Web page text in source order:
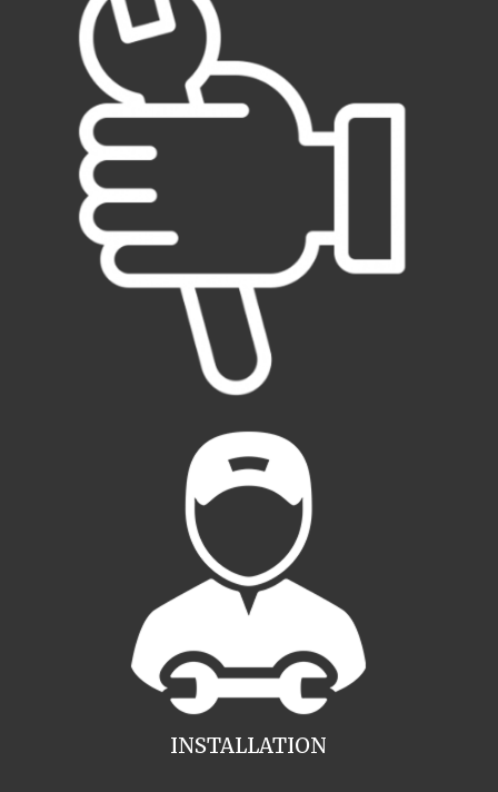
INSTALLATION